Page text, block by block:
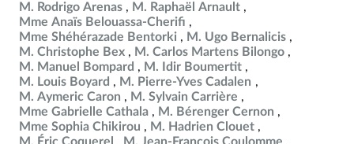
M. Rodrigo Arenas
M. Raphaël Arnault
Mme Anaïs Belouassa-Cherifi
Mme Shéhérazade Bentorki
M. Ugo Bernalicis
M. Christophe Bex
M. Carlos Martens Bilongo
M. Manuel Bompard
M. Idir Boumertit
M. Louis Boyard
M. Pierre-Yves Cadalen
M. Aymeric Caron
M. Sylvain Carrière
Mme Gabrielle Cathala
M. Bérenger Cernon
Mme Sophia Chikirou
M. Hadrien Clouet